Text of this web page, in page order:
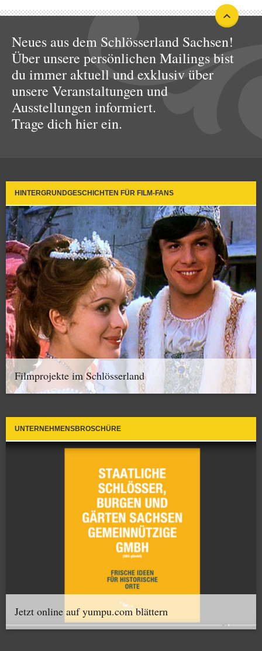
Neues aus dem Schlösserland Sachsen!
Über unsere persönlichen Mailings bist
du immer aktuell und exklusiv über
unsere Veranstaltungen und
Ausstellungen informiert.
Trage dich hier ein.
HINTERGRUNDGESCHICHTEN FÜR FILM-FANS
Filmprojekte im Schlösserland
UNTERNEHMENSBROSCHÜRE
Jetzt online auf yumpu.com blättern